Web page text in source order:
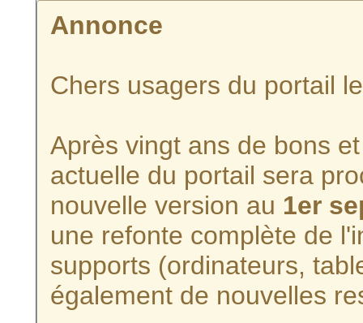
Annonce
Chers usagers du portail
Après vingt ans de bons
actuelle du portail sera
nouvelle version au 1er
une refonte complète de
supports (ordinateurs,
également de nouvelles